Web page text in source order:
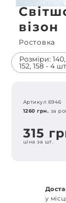
візон
Ростовка
Розміри:
152, 158 - 4
Артикул 6946
1260 грн. за
315
ціна за шт.
у